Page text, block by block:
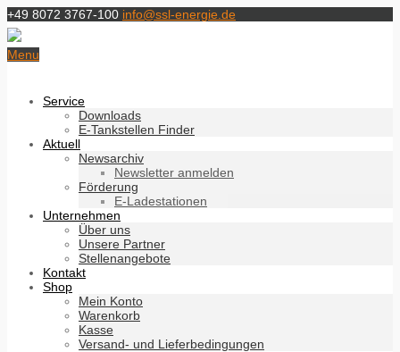
+49 8072 3767-100 info@ssl-energie.de
Menu
Service
Downloads
E-Tankstellen Finder
Aktuell
Newsarchiv
Newsletter anmelden
Förderung
E-Ladestationen
Unternehmen
Über uns
Unsere Partner
Stellenangebote
Kontakt
Shop
Mein Konto
Warenkorb
Kasse
Versand- und Lieferbedingungen